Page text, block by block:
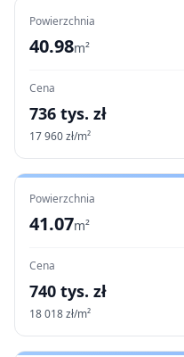
Powierzchnia
40.98m²
Cena
736 tys. zł
17 960zł/m²
Powierzchnia
41.07m²
Cena
740 tys. zł
18 018zł/m²